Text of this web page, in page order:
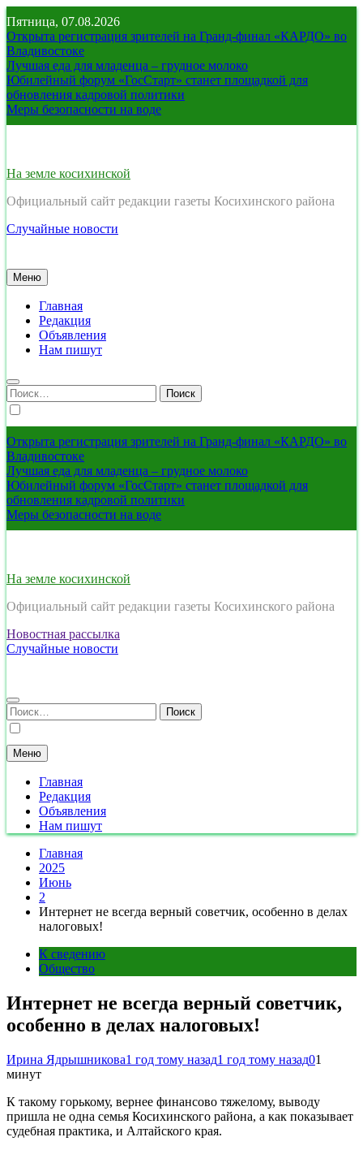
Перейти
к
содержимому
Пятница, 07.08.2026
Открыта регистрация зрителей на Гранд-финал «КАРДО» во
Владивостоке
Лучшая еда для младенца – грудное молоко
Юбилейный форум «ГосСтарт» станет площадкой для
обновления кадровой политики
Меры безопасности на воде
На земле косихинской
Официальный сайт редакции газеты Косихинского района
Случайные новости
Меню
Главная
Редакция
Объявления
Нам пишут
Найти:
Открыта регистрация зрителей на Гранд-финал «КАРДО» во
Владивостоке
Лучшая еда для младенца – грудное молоко
Юбилейный форум «ГосСтарт» станет площадкой для
обновления кадровой политики
Меры безопасности на воде
На земле косихинской
Официальный сайт редакции газеты Косихинского района
Новостная рассылка
Случайные новости
Найти:
Меню
Главная
Редакция
Объявления
Нам пишут
Главная
2025
Июнь
2
Интернет не всегда верный советчик, особенно в делах
налоговых!
К сведению
Общество
Интернет не всегда верный советчик,
особенно в делах налоговых!
Ирина Ядрышникова1 год тому назад1 год тому назад01
минут
К такому горькому, вернее финансово тяжелому, выводу
пришла не одна семья Косихинского района, а как показывает
судебная практика, и Алтайского края.